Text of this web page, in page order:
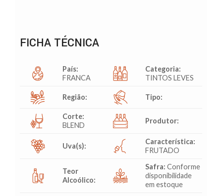
FICHA TÉCNICA
País:
FRANCA
Categoria:
TINTOS LEVES
Região: Tipo:
Corte:
BLEND
Produtor:
Uva(s):
Característica:
FRUTADO
Teor
Alcoólico:
Safra: Conforme
disponibilidade
em estoque